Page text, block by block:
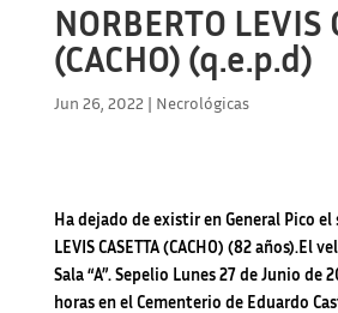
NORBERTO LEVIS
(CACHO) (q.e.p.d)
Jun 26, 2022 | Necrológicas
Ha dejado de existir en General Pico el
LEVIS CASETTA (CACHO) (82 años).El
Sala “A”. Sepelio Lunes 27 de Junio de
horas en el Cementerio de Eduardo